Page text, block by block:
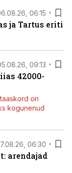
06:15
ja Tartus eriti
09:13
42000-
on
kogunenud
06:30
arendajad